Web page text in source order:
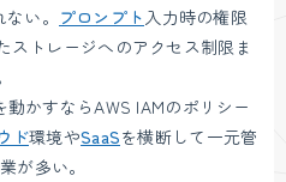
い。 プロンプト 入力時の権限
ストレージへのアクセス制限ま
かすならAWS IAMのポリシー
ド環境やSaaSを横断して一元管
が多い。